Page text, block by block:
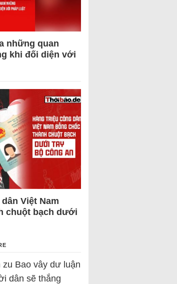
những quan
khi đối diện với
Việt Nam
chuột bạch dưới
zu Bao vây dư luận
dân sẽ thắng